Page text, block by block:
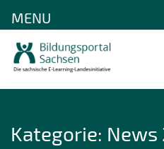
Kategorie: News
MENU